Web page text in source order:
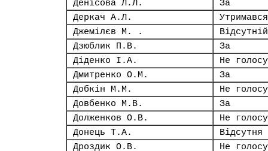
Денісова Л.Л.
За
Деркач А.Л.
Утримався
Джемілєв М. .
Відсутній
Дзюблик П.В.
За
Діденко І.А.
Не
Дмитренко О.М.
За
Добкін М.М.
Не
Довбенко М.В.
За
Долженков О.В.
Не
Донець Т.А.
Відсутня
Дроздик О.В.
Не